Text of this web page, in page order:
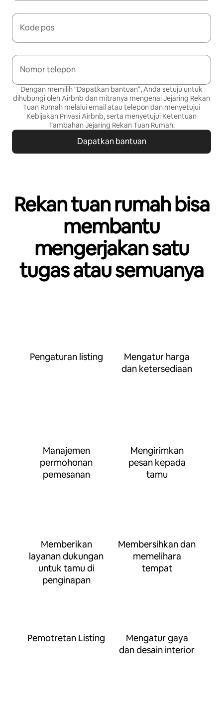
Kode pos
Nomor telepon
Dengan memilih "Dapatkan bantuan", Anda setuju untuk
dihubungi oleh Airbnb dan mitranya mengenai Jejaring Rekan
Tuan Rumah melalui email atau telepon dan menyetujui
Kebijakan PrivasiAirbnb, serta menyetujui Ketentuan
Tambahan Jejaring Rekan Tuan Rumah.
Dapatkan bantuan
Rekan tuan rumah bisa
membantu
mengerjakan satu
tugas atau semuanya
Pengaturan listing
Mengatur harga
dan ketersediaan
Manajemen
permohonan
pemesanan
Mengirimkan
pesan kepada
tamu
Memberikan
layanan dukungan
untuk tamu di
penginapan
Membersihkan dan
memelihara
tempat
Pemotretan Listing
Mengatur gaya
dan desain interior